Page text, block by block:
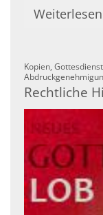
Weiterlesen
Kopien,
Rechtliche